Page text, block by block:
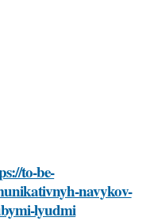
to-be-
navykov-
lyudmi